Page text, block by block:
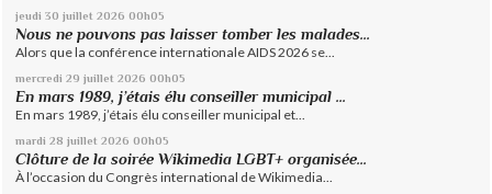
jeudi 30 juillet 2026 00h05
Nous ne pouvons pas laisser tomber les malades...
Alors que la conférence internationale AIDS 2026 se...
mercredi 29 juillet 2026 00h05
En mars 1989, j’étais élu conseiller municipal ...
En mars 1989, j’étais élu conseiller municipal et...
mardi 28 juillet 2026 00h05
Clôture de la soirée Wikimedia LGBT+ organisée...
À l’occasion du Congrès international de Wikimedia...